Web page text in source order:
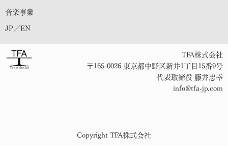
音楽事業
JP／EN
TFA株式会社
〒165-0026 東京都中野区新井1丁目15番9号
代表取締役 藤井忠幸
info@tfa-jp.com
Copyright TFA株式会社